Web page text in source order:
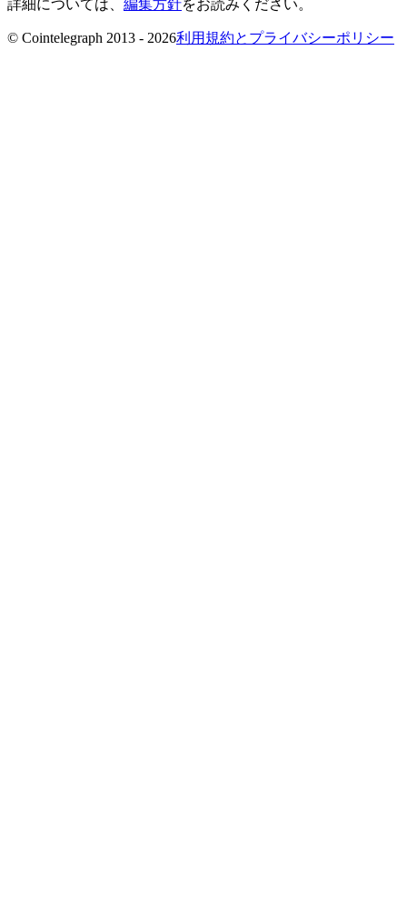
詳細については、 編集方針をお読みください。
© Cointelegraph 2013 - 2026利用規約とプライバシーポリシー